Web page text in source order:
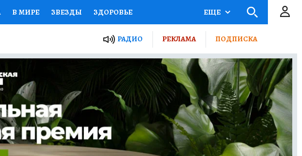
В МИРЕ ЗВЕЗДЫ ЗДОРОВЬЕ
ПРОЕКТЫ РОССИИ
ЖЕНСКИЕ СЕКРЕТЫ ПУТЕВОДИТЕЛЬ
ДЕФИЦИТ ЖЕЛЕЗА ТУРИЗМ
РАБОТА У НАС ГИД ПОТРЕБИТЕЛЯ ВСЕ О КП
ЕЩЕ
РАДИО РЕКЛАМА ПОДПИСКА